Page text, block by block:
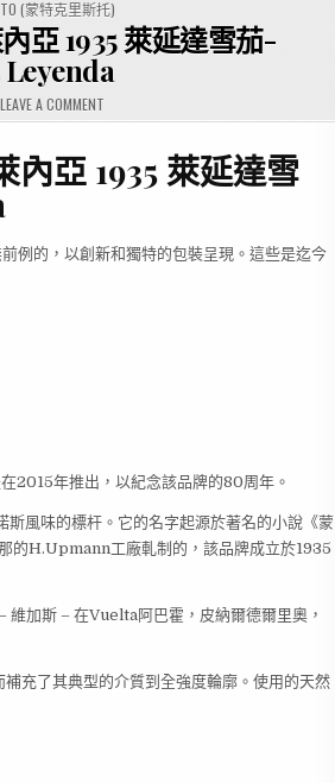
(蒙特克里斯托)
亞 1935 萊延達雪茄-
LEAVE A COMMENT
【古
蒙
特
托
·
內亞 1935 萊延達雪
例的，以創新和獨特的包裝呈現。這些是迄今
2015年推出，以紀念該品牌的80周年。
風味的標杆。它的名字起源於著名的小說《蒙
的H.Upmann工廠軋制的，該品牌成立於1935
加斯 – 在Vuelta阿巴霍，皮納爾德爾里奧，
充了其典型的介質到全強度輪廓。使用的天然